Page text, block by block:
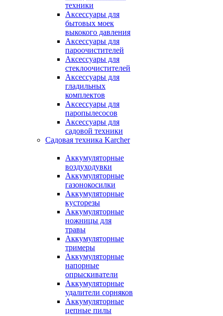
техники
Аксессуары для
бытовых моек
выкокого давления
Аксессуары для
пароочистителей
Аксессуары для
стеклоочистителей
Аксессуары для
гладильных
комплектов
Аксессуары для
паропылесосов
Аксессуары для
садовой техники
Садовая техника Karcher
Аккумуляторные
воздуходувки
Аккумуляторные
газонокосилки
Аккумуляторные
кусторезы
Аккумуляторные
ножницы для
травы
Аккумуляторные
тримеры
Аккумуляторные
напорные
опрыскиватели
Аккумуляторные
удалители сорняков
Аккумуляторные
цепные пилы